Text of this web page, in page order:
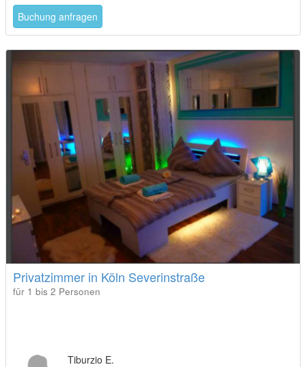
Buchung anfragen
Privatzimmer in Köln Severinstraße
für 1 bis 2 Personen
Tiburzio E.